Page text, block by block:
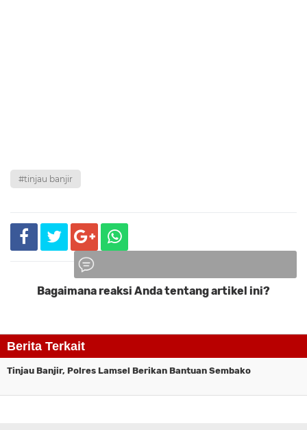
#tinjau banjir
Komentar
Bagaimana reaksi Anda tentang artikel ini?
Berita Terkait
Tinjau Banjir, Polres Lamsel Berikan Bantuan Sembako